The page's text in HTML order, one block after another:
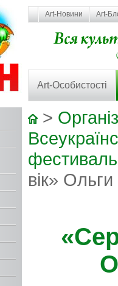
Art-Новини Art-
Art-Особистості
>
вік»